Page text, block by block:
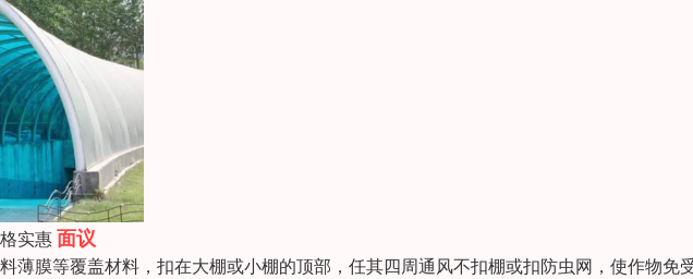
实惠面议
薄膜等覆盖材料，扣在大棚或小棚的顶部，任其四周通风不扣棚或扣防虫网，使作物免